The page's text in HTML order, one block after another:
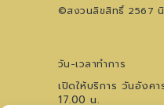
©สงวนลิขสิทธิ์ 2567
วัน-เวลาทำการ
เปิดให้บริการ วันอัง
17.00 น.